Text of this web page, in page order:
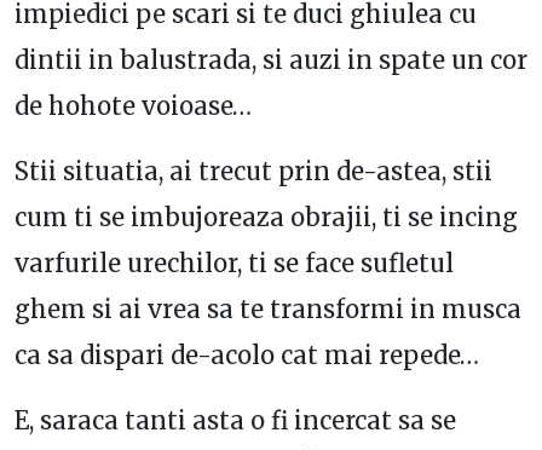
impiedici pe scari si te duci ghiulea cu
dintii in balustrada, si auzi in spate un cor
de hohote voioase…
Stii situatia, ai trecut prin de-astea, stii
cum ti se imbujoreaza obrajii, ti se incing
varfurile urechilor, ti se face sufletul
ghem si ai vrea sa te transformi in musca
ca sa dispari de-acolo cat mai repede…
E, saraca tanti asta o fi incercat sa se